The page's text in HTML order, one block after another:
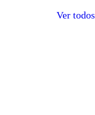
Ver todos